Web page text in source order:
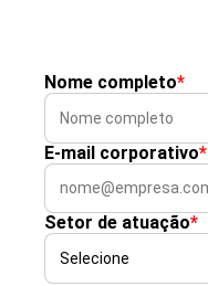
Nome completo*
E-mail corporativo*
Setor de atuação*